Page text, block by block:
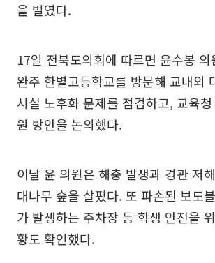
을 벌였다.
17일 전북도의회에 따르면 윤수봉
완주 한별고등학교를 방문해 교내외
시설 노후화 문제를 점검하고, 교육
원 방안을 논의했다.
이날 윤 의원은 해충 발생과 경관 저
대나무 숲을 살폈다. 또 파손된 보도
가 발생하는 주차장 등 학생 안전을
황도 확인했다.